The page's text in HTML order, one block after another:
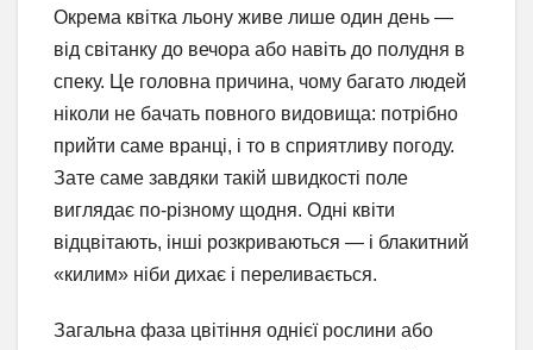
Окрема квітка льону живе лише один день —
від світанку до вечора або навіть до полудня в
спеку. Це головна причина, чому багато людей
ніколи не бачать повного видовища: потрібно
прийти саме вранці, і то в сприятливу погоду.
Зате саме завдяки такій швидкості поле
виглядає по-різному щодня. Одні квіти
відцвітають, інші розкриваються — і блакитний
«килим» ніби дихає і переливається.
Загальна фаза цвітіння однієї рослини або